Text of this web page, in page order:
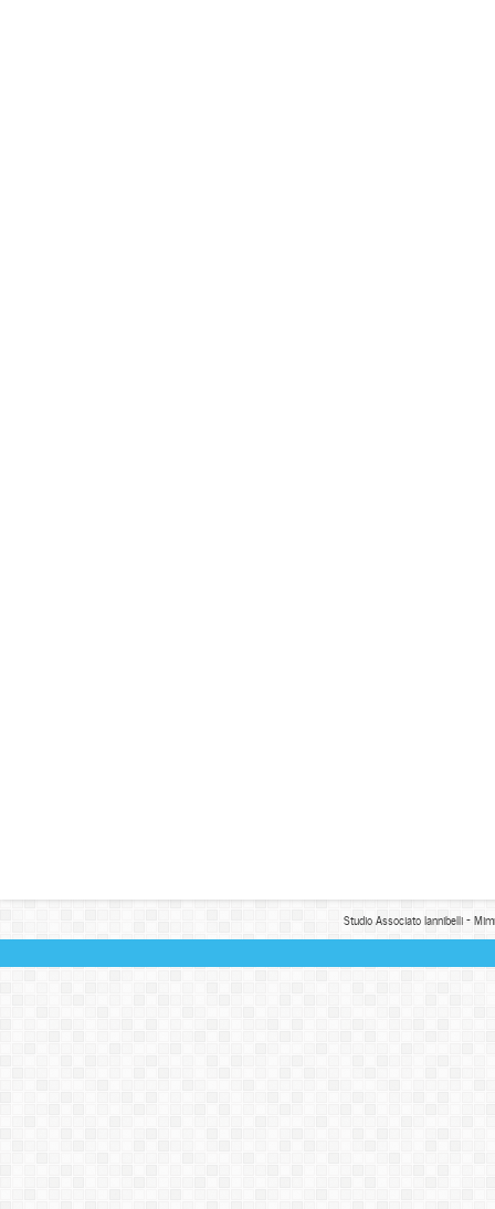
Studio Associato Iannibelli -